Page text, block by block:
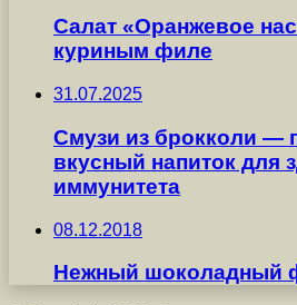
Салат «Оранжевое
куриным филе
31.07.2025
Смузи из брокколи —
вкусный напиток для
иммунитета
08.12.2018
Нежный шоколадный